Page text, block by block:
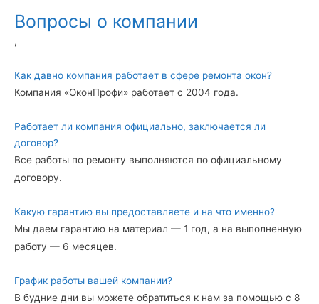
Вопросы о компании
,
Как давно компания работает в сфере ремонта окон?
Компания «ОконПрофи» работает с 2004 года.
Работает ли компания официально, заключается ли
договор?
Все работы по ремонту выполняются по официальному
договору.
Какую гарантию вы предоставляете и на что именно?
Мы даем гарантию на материал — 1 год, а на выполненную
работу — 6 месяцев.
График работы вашей компании?
В будние дни вы можете обратиться к нам за помощью с 8